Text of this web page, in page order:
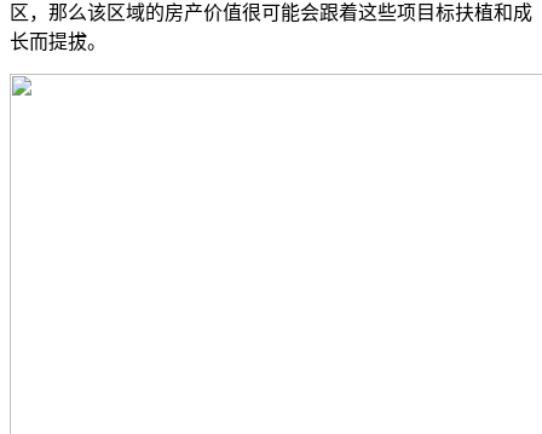
区，那么该区域的房产价值很可能会跟着这些项目标扶植和成
长而提拔。